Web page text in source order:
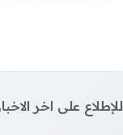
للإطلاع على اخر